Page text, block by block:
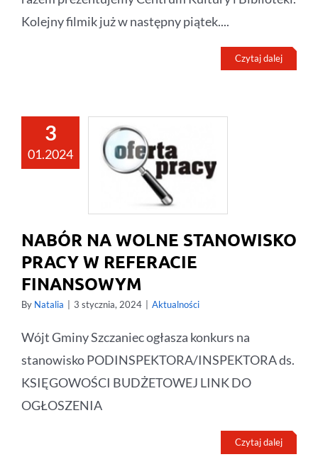
Kolejny filmik już w następny piątek....
Czytaj dalej
3
01.2024
NABÓR NA WOLNE STANOWISKO
PRACY W REFERACIE
FINANSOWYM
By Natalia 3 stycznia, 2024 Aktualności
Wójt Gminy Szczaniec ogłasza konkurs na
stanowisko PODINSPEKTORA/INSPEKTORA ds.
KSIĘGOWOŚCI BUDŻETOWEJ LINK DO
OGŁOSZENIA
Czytaj dalej